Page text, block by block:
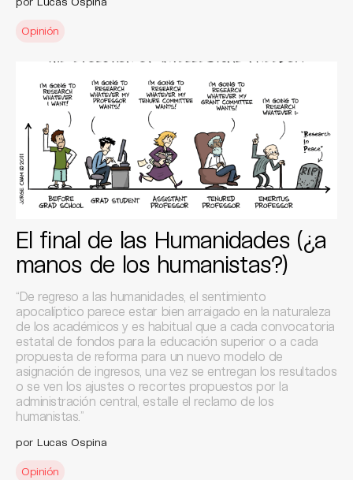
Opinión
El final de las Humanidades (¿a
manos de los humanistas?)
“De regreso a las humanidades, el sentimiento
apocalíptico parece estar bien arraigado en la naturaleza
de los académicos y es habitual que a cada convocatoria
estatal de fondos para la educación superior o a cada
propuesta de reforma para un nuevo modelo de
asignación de ingresos, una vez se entregan los resultados
o se ven los ajustes o recortes propuestos por la
administración central, estalle el reclamo de los
humanistas.”
por Lucas Ospina
Opinión